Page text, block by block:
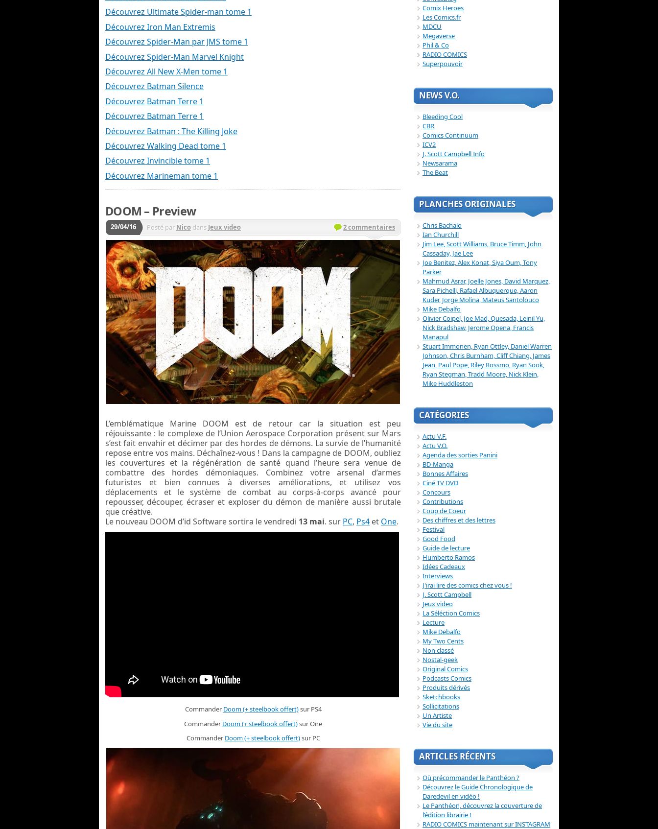
Découvrez Ultimate Spider-man tome 1
Découvrez Iron Man Extremis
Découvrez Spider-Man par JMS tome 1
Découvrez Spider-Man Marvel Knight
Découvrez All New X-Men tome 1
Découvrez Batman Silence
Découvrez Batman Terre 1
Découvrez Batman Terre 1
Découvrez Batman : The Killing Joke
Découvrez Walking Dead tome 1
Découvrez Invincible tome 1
Découvrez Marineman tome 1
DOOM – Preview
29/04/16 Posté par Nico dans Jeux video 2 commentaires
L’emblématique Marine DOOM est de retour car la situation est peu
réjouissante : le complexe de l’Union Aerospace Corporation présent sur Mars
s’est fait envahir et décimer par des hordes de démons. La survie de l’humanité
repose entre vos mains. Déchaînez-vous ! Dans la campagne de DOOM, oubliez
les couvertures et la régénération de santé quand l’heure sera venue de
combattre des hordes démoniaques. Combinez votre arsenal d’armes
futuristes et bien connues à diverses améliorations, et utilisez vos
déplacements et le système de combat au corps-à-corps avancé pour
repousser, découper, écraser et exploser du démon de manière aussi brutale
que créative.
Le nouveau DOOM d’id Software sortira le vendredi 13 mai. sur PC, Ps4 et One.
Commander Doom (+ steelbook offert)sur PS4
Commander Doom (+ steelbook offert)sur One
Commander Doom (+ steelbook offert)sur PC
Comix Heroes
Les Comics.fr
MDCU
Megaverse
Phil & Co
RADIO COMICS
Superpouvoir
NEWS V.O.
Bleeding Cool
CBR
Comics Continuum
ICV2
J. Scott Campbell Info
Newsarama
The Beat
PLANCHES ORIGINALES
Chris Bachalo
Ian Churchill
Jim Lee, Scott Williams, Bruce Timm, John
Cassaday, Jae Lee
Joe Benitez, Alex Konat, Siya Oum, Tony
Parker
Mahmud Asrar, Joelle Jones, David Marquez,
Sara Pichelli, Rafael Albuquerque, Aaron
Kuder, Jorge Molina, Mateus Santolouco
Mike Debalfo
Olivier Coipel, Joe Mad, Quesada, Leinil Yu,
Nick Bradshaw, Jerome Opena, Francis
Manapul
Stuart Immonen, Ryan Ottley, Daniel Warren
Johnson, Chris Burnham, Cliff Chiang, James
Jean, Paul Pope, Riley Rossmo, Ryan Sook,
Ryan Stegman, Tradd Moore, Nick Klein,
Mike Huddleston
CATÉGORIES
Actu V.F.
Actu V.O.
Agenda des sorties Panini
BD-Manga
Bonnes Affaires
Ciné TV DVD
Concours
Contributions
Coup de Coeur
Des chiffres et des lettres
Festival
Good Food
Guide de lecture
Humberto Ramos
Idées Cadeaux
Interviews
J'irai lire des comics chez vous !
J. Scott Campbell
Jeux video
La Séléction Comics
Lecture
Mike Debalfo
My Two Cents
Non classé
Nostal-geek
Original Comics
Podcasts Comics
Produits dérivés
Sketchbooks
Sollicitations
Un Artiste
Vie du site
ARTICLES RÉCENTS
Où précommander le Panthéon ?
Découvrez le Guide Chronologique de
Daredevil en vidéo !
Le Panthéon, découvrez la couverture de
l’édition librairie !
RADIO COMICS maintenant sur INSTAGRAM